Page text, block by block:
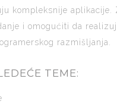
kompleksnije
i omogućiti da
razmišljanja.
TEME: